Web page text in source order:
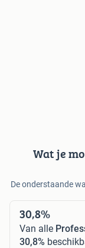
Wat je
De onderstaande
30,8%
Van alle
30,8%